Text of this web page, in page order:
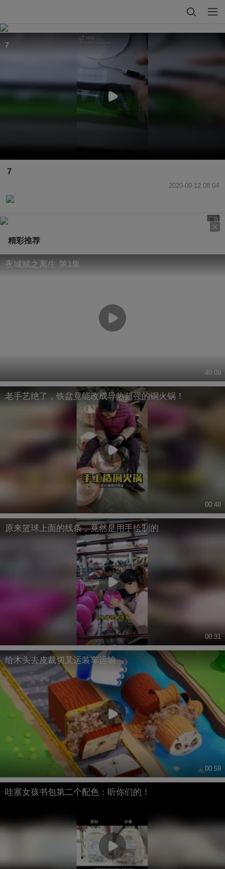
7
7
2020-09-12 08:04
广告
精彩推荐
夜城赋之离生 第1集
40:09
老手艺绝了，铁盆竟能改成导热超强的铜火锅！
00:48
原来篮球上面的线条，竟然是用手绘制的
00:31
给木头去皮裁切叉运装车运输
00:59
哇塞女孩书包第二个配色：听你们的！